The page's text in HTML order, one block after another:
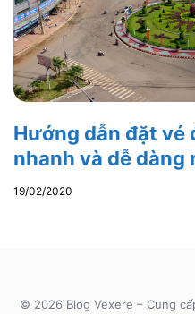
Hướng dẫn đặt vé
nhanh và dễ dàng
19/02/2020
© 2026 Blog Vexere – Cung